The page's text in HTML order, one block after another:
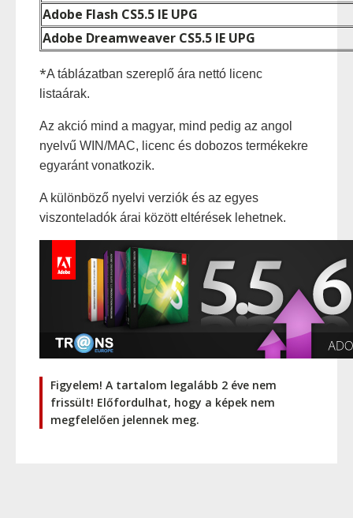
Adobe Flash CS5.5 IE UPG
Adobe Dreamweaver CS5.5 IE UPG
*A táblázatban szereplő ára nettó licenc
listaárak.
Az akció mind a magyar, mind pedig az angol
nyelvű WIN/MAC, licenc és dobozos termékekre
egyaránt vonatkozik.
A különböző nyelvi verziók és az egyes
viszonteladók árai között eltérések lehetnek.
Figyelem! A tartalom legalább 2 éve nem
frissült! Előfordulhat, hogy a képek nem
megfelelően jelennek meg.